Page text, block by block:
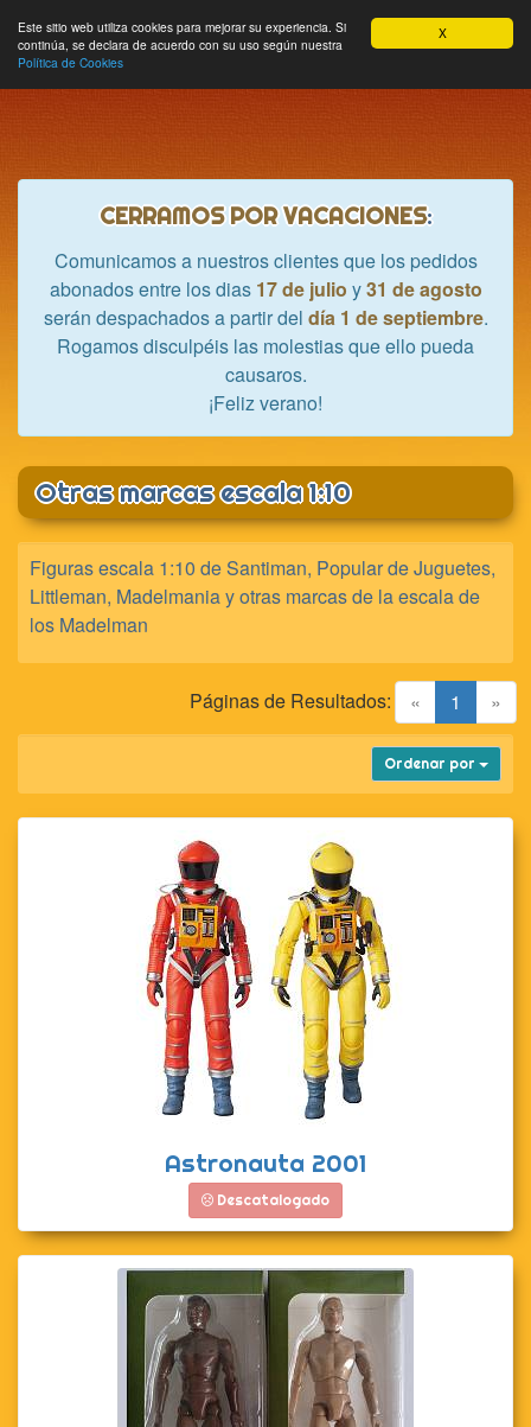
X
Este sitio web utiliza cookies para mejorar su experiencia. Si
continúa, se declara de acuerdo con su uso según nuestra
Política de Cookies
Hobbycrash Mi cuenta
CERRAMOS POR VACACIONES:
Comunicamos a nuestros clientes que los pedidos
abonados entre los dias 17 de julio y31 de agosto
serán despachados a partir del día 1 de septiembre.
Rogamos disculpéis las molestias que ello pueda
causaros.
¡Feliz verano!
Otras marcas escala 1:10
Figuras escala 1:10 de Santiman, Popular de Juguetes,
Littleman, Madelmania y otras marcas de la escala de
los Madelman
« 1 (current)
»
Páginas de Resultados:
Ordenar por
Astronauta 2001
Descatalogado